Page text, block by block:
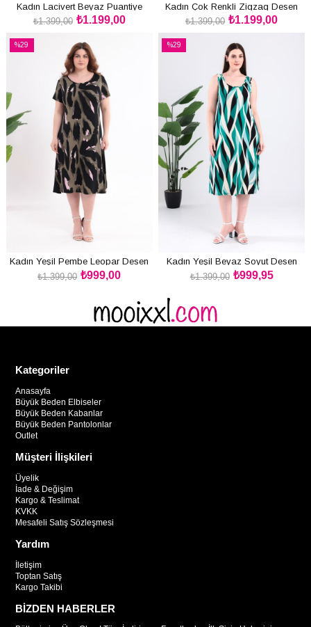
Kadın Lacivert Beyaz Puantiye
Desen Kol ve Etek Ucu Fırfırlı
₺1.199,00
₺1.399,00
Kadın Çok Renkli Zigzag Desen
Kol ve Etek Ucu Fırfırlı Büyük
₺1.199,00
₺1.399,00
%29
Kadın Yeşil Pembe Leopar Desen
Büyük Beden Esnek Midi Elbise
₺999,00
₺1.399,00
%29
Kadın Yeşil Beyaz Soyut Desen
Askılı Büyük Beden Elbise
₺999,95
₺1.399,00
Kategoriler
Anasayfa
Büyük Beden Elbiseler
Büyük Beden Kabanlar
Büyük Beden Pantolonlar
Outlet
Müşteri İlişkileri
Üyelik
İade & Değişim
Kargo & Teslimat
KVKK
Mesafeli Satış Sözleşmesi
Yardım
İletişim
Toptan Satış
Kargo Takibi
BİZDEN HABERLER